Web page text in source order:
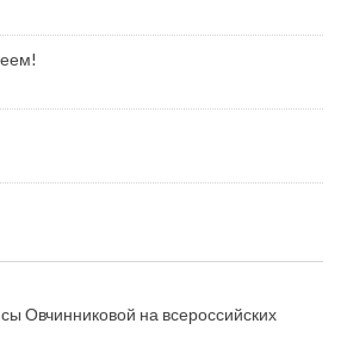
Овчинниковой на всероссийских